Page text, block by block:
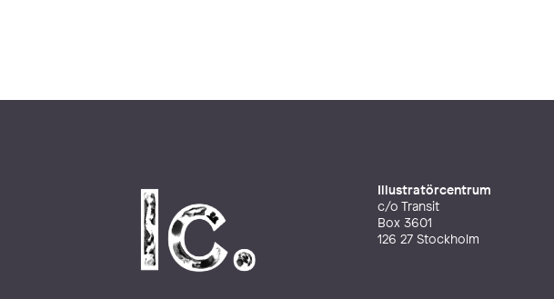
Illustratörcentrum
c/o Transit
Box 3601
126 27 Stockholm